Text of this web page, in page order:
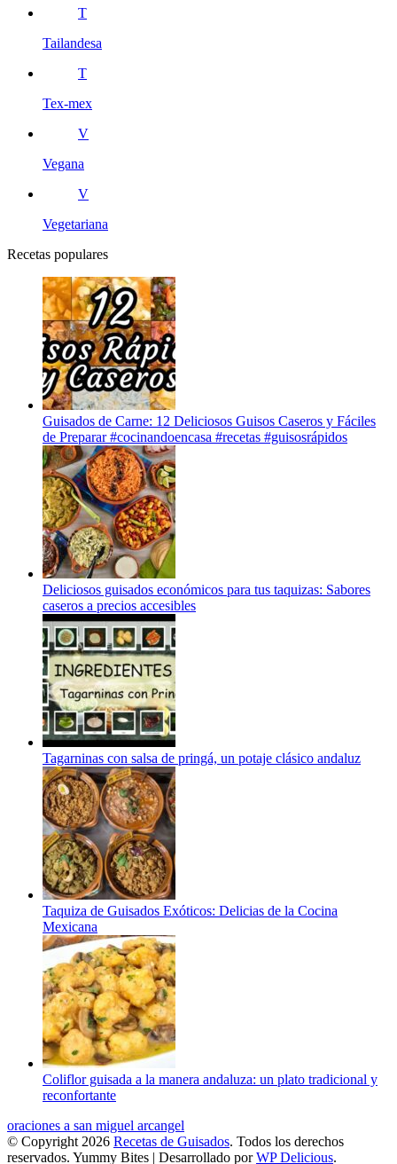
T
Tailandesa
T
Tex-mex
V
Vegana
V
Vegetariana
Recetas populares
Guisados de Carne: 12 Deliciosos Guisos Caseros y Fáciles
de Preparar #cocinandoencasa #recetas #guisosrápidos
Deliciosos guisados económicos para tus taquizas: Sabores
caseros a precios accesibles
Tagarninas con salsa de pringá, un potaje clásico andaluz
Taquiza de Guisados Exóticos: Delicias de la Cocina
Mexicana
Coliflor guisada a la manera andaluza: un plato tradicional y
reconfortante
oraciones a san miguel arcangel
© Copyright 2026 Recetas de Guisados. Todos los derechos
reservados. Yummy Bites | Desarrollado porWP Delicious.